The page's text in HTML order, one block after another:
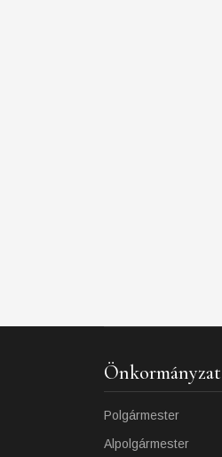
Önkormányzat
Polgármester
Alpolgármester